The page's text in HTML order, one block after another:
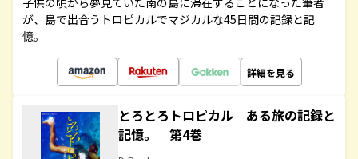
が、島で出合うトロピカルでマジカルな45日間の記録と記
憶。
詳細を見る
とろとろトロピカル ある旅の記録と
記憶。 第4巻